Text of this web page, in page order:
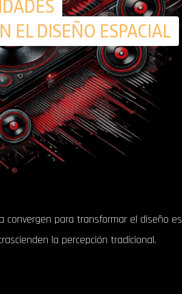
EL DISEÑO ESPACIAL
convergen para transformar el diseño
la percepción tradicional.